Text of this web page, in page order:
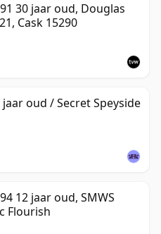
30 jaar oud, Douglas
Cask 15290
oud / Secret Speyside
12 jaar oud, SMWS
Flourish